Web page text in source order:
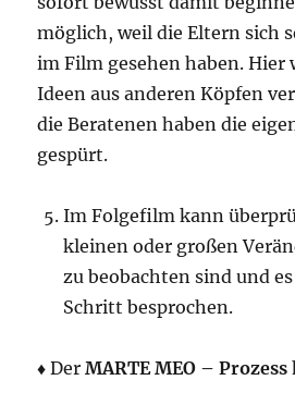
möglich, weil die Eltern sich
im Film gesehen haben. Hier
Ideen aus anderen Köpfen
die Beratenen haben die
gespürt.
Im Folgefilm kann
kleinen oder großen
zu beobachten sind und
Schritt besprochen.
♦ DerMARTE MEO – Prozess